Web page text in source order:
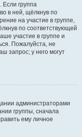
Если группа
в ней, щёлкнув по
на участие в группе,
по соответствующей
участие в группе и
Пожалуйста, не
запрос; у него могут
администраторами
группы, сначала
ему личное